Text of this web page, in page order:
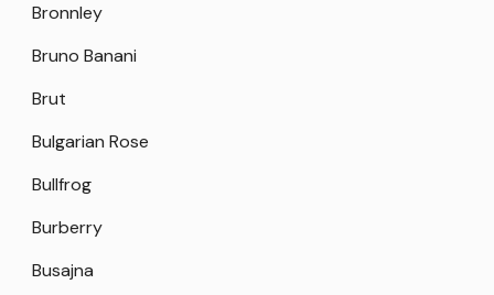
Bronnley
Bruno Banani
Brut
Bulgarian Rose
Bullfrog
Burberry
Busajna